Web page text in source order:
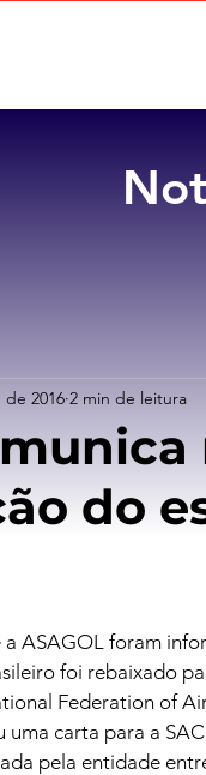
do
de 2016 2 min de leitura
a ASAGOL foram
foi rebaixado
Federation of
carta para a
pela entidade